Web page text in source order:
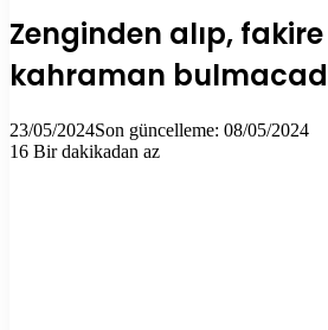
Zenginden alıp,
kahraman
23/05/2024Son güncelleme: 08/05/2024
16 Bir dakikadan az